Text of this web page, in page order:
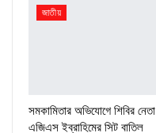
জাতীয়
সমকামিতার অভিযোগে শিবির নেতা
এজিএস ইব্রাহিমের সিট বাতিল